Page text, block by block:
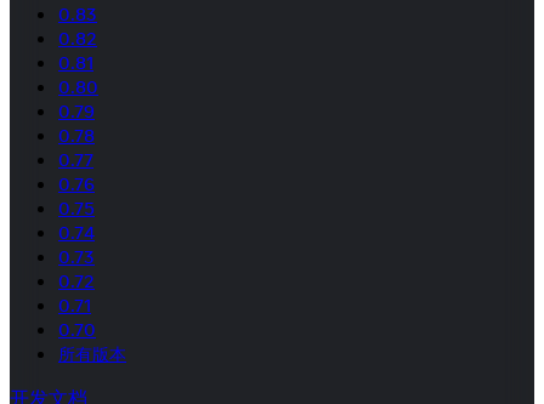
0.83
0.82
0.81
0.80
0.79
0.78
0.77
0.76
0.75
0.74
0.73
0.72
0.71
0.70
所有版本
开发文档